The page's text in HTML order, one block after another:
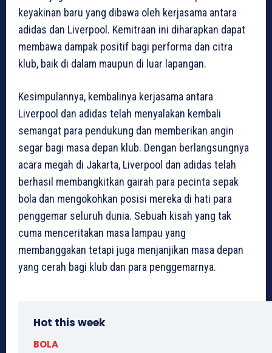
keyakinan baru yang dibawa oleh kerjasama antara
adidas dan Liverpool. Kemitraan ini diharapkan dapat
membawa dampak positif bagi performa dan citra
klub, baik di dalam maupun di luar lapangan.
Kesimpulannya, kembalinya kerjasama antara
Liverpool dan adidas telah menyalakan kembali
semangat para pendukung dan memberikan angin
segar bagi masa depan klub. Dengan berlangsungnya
acara megah di Jakarta, Liverpool dan adidas telah
berhasil membangkitkan gairah para pecinta sepak
bola dan mengokohkan posisi mereka di hati para
penggemar seluruh dunia. Sebuah kisah yang tak
cuma menceritakan masa lampau yang
membanggakan tetapi juga menjanjikan masa depan
yang cerah bagi klub dan para penggemarnya.
Hot this week
BOLA